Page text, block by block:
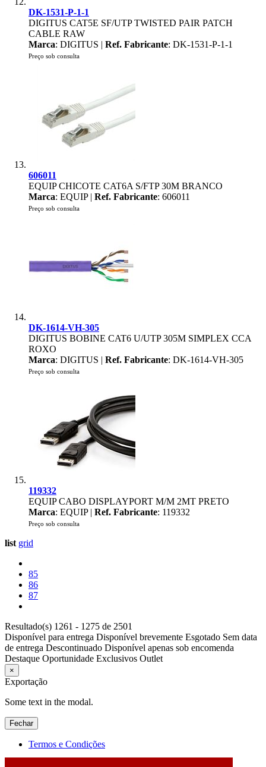
DK-1531-P-1-1
DIGITUS CAT5E SF/UTP TWISTED PAIR PATCH
CABLE RAW
Marca: DIGITUS | Ref. Fabricante: DK-1531-P-1-1
Preço sob consulta
606011
EQUIP CHICOTE CAT6A S/FTP 30M BRANCO
Marca: EQUIP | Ref. Fabricante: 606011
Preço sob consulta
DK-1614-VH-305
DIGITUS BOBINE CAT6 U/UTP 305M SIMPLEX CCA
ROXO
Marca: DIGITUS | Ref. Fabricante: DK-1614-VH-305
Preço sob consulta
119332
EQUIP CABO DISPLAYPORT M/M 2MT PRETO
Marca: EQUIP | Ref. Fabricante: 119332
Preço sob consulta
list grid
85
86
87
Resultado(s) 1261 - 1275 de 2501
Disponível para entrega Disponível brevemente Esgotado Sem data
de entrega Descontinuado Disponível apenas sob encomenda
Destaque Oportunidade Exclusivos Outlet
×
Exportação
Some text in the modal.
Fechar
Termos e Condições